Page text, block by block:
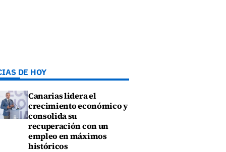
DE HOY
Canarias lidera el
crecimiento económico y
consolida su
recuperación con un
empleo en máximos
históricos